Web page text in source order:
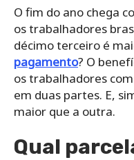
O fim do ano chega
os trabalhadores
décimo terceiro é
pagamento? O
os trabalhadores
em duas partes. E,
maior que a outra.
Qual